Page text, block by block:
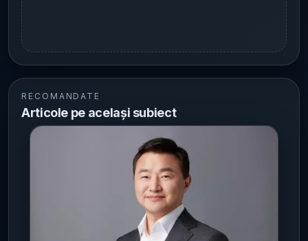
RECOMANDATE
Articole pe același subiect